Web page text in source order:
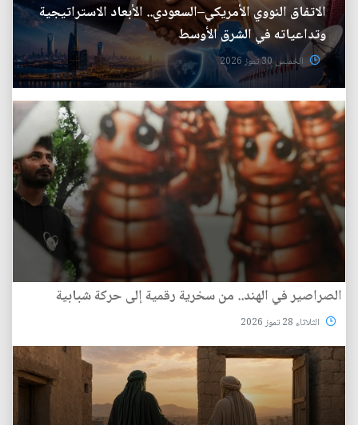
الاتفاق النووي الأمريكي–السعودي.. الأبعاد الاستراتيجية
وتداعياته في الشرق الأوسط
الخميس 30 تموز 2026
الصراصير في الهند.. من سخرية رقمية إلى حركة شبابية
الثلاثاء 28 تموز 2026